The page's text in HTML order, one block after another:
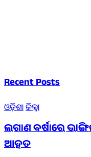
Recent Posts
ଓଡ଼ିଶାଜିଲ୍ଲା
ଲଗାଣ ବର୍ଷାରେ
ଆହତ